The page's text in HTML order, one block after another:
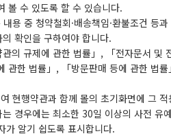
볼 수 있도록 할 수 있습니다.
용 중 청약철회·배송책임·환불조건 등
확인을 구하여야 합니다.
의 규제에 관한 법률」, 「전자문서 및
관한 법률」, 「방문판매 등에 관한 법
현행약관과 함께 몰의 초기화면에 그
경우에는 최소한 30일 이상의 사전 유
가 알기 쉽도록 표시합니다.